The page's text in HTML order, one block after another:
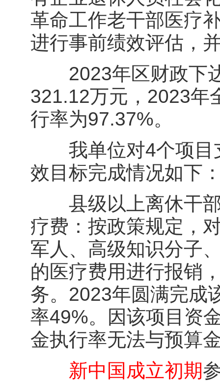
革命工作老干部医疗
进行事前绩效评估，
2023年区财政下达
321.12万元，2023年
行率为97.37%。
我单位对4个项目
效目标完成情况如下
县级以上离休干部
疗费：按政策规定，
军人、高级知识分子
的医疗费用进行报销
务。2023年圆满完成
率49%。因该项目资
金执行率无法与预算
新中国成立初期